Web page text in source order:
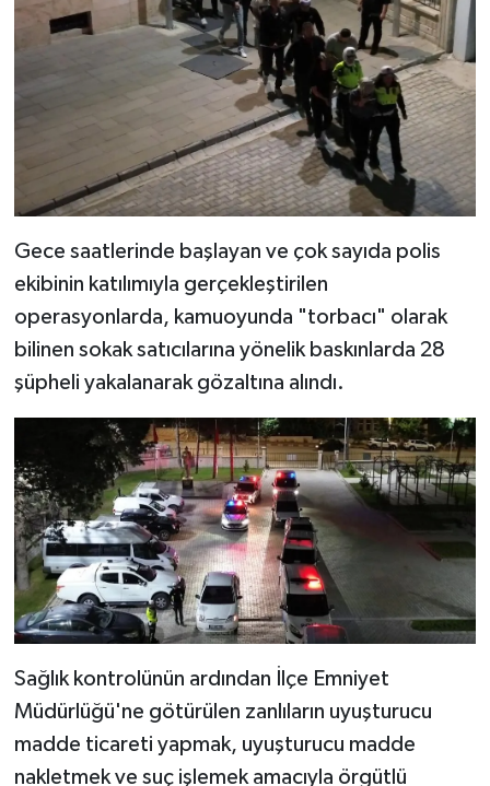
Gece saatlerinde başlayan ve çok sayıda polis
ekibinin katılımıyla gerçekleştirilen
operasyonlarda, kamuoyunda "torbacı" olarak
bilinen sokak satıcılarına yönelik baskınlarda 28
şüpheli yakalanarak gözaltına alındı.
Sağlık kontrolünün ardından İlçe Emniyet
Müdürlüğü'ne götürülen zanlıların uyuşturucu
madde ticareti yapmak, uyuşturucu madde
nakletmek ve suç işlemek amacıyla örgütlü